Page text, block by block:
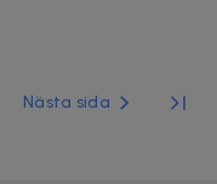
Nästa sida